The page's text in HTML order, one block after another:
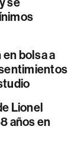
bolsa a
Lionel
años en